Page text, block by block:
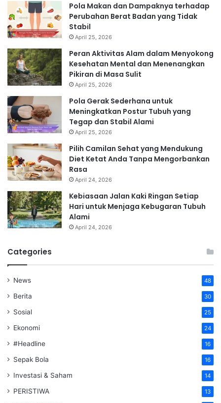
Pola Makan dan Dampaknya terhadap
Perubahan Berat Badan yang Tidak
Stabil
April 25, 2026
Peran Aktivitas Alam dalam Menyokong
Kesehatan Mental dan Menenangkan
Pikiran di Masa Sulit
April 25, 2026
Pola Gerak Sederhana untuk
Meningkatkan Postur Tubuh yang
Tegap dan Stabil Alami
April 25, 2026
Pilih Camilan Sehat yang Mendukung
Diet Ketat Anda Tanpa Mengorbankan
Rasa
April 24, 2026
Kebiasaan Jalan Kaki Ringan Setiap
Hari untuk Menjaga Kebugaran Tubuh
Alami
April 24, 2026
Categories
News 48
Berita 30
Sosial 25
Ekonomi 24
#Headline 16
Sepak Bola 16
Investasi & Saham 14
PERISTIWA 13